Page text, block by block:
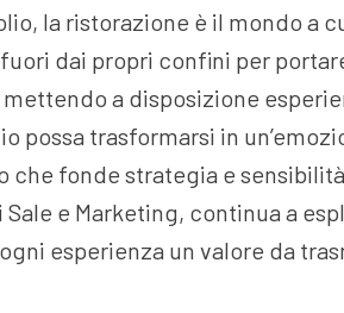
la ristorazione è il mondo a
dai propri confini per
a disposizione
possa trasformarsi in
che fonde strategia e
e Marketing, continua a
esperienza un valore da